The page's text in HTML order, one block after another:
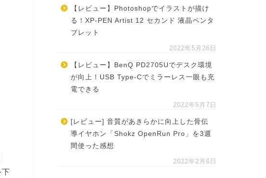
下
【レビュー】Photoshopでイラストが描け
る！XP-PEN Artist 12 セカンド 液晶ペンタ
ブレット
2022年5月26日
【レビュー】BenQ PD2705Uでデスク環境
が向上！USB Type-Cでミラーレス一眼も充
電できる
2022年5月7日
[レビュー] 音質があきらかに向上した骨伝
導イヤホン「Shokz OpenRun Pro」を3週
間使った感想
2022年2月6日